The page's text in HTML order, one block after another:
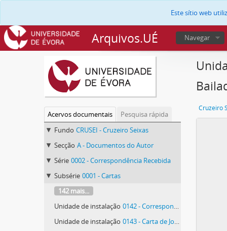
Este sítio web
Arquivos.UÉ Navegar
Acervos documentais
Pesquisa rápida
Fundo CRUSEI - Cruzeiro Seixas
Secção A - Documentos do Autor
Série 0002 - Correspondência Recebida
Subsérie 0001 - Cartas
142 mais...
Unidade de instalação 0142 - Correspondência do Círculo de Artes Plásticas de Coimbra
Unidade de instalação 0143 - Carta de João Furtado Coelho
Cruzeiro